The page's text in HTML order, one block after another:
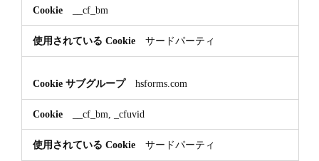
__cf_bm
サードパーティ
hsforms.com
__cf_bm, _cfuvid
サードパーティ